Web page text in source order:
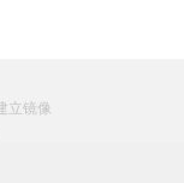
，已获得专属情感方
询，已获得专属情感
立镜像